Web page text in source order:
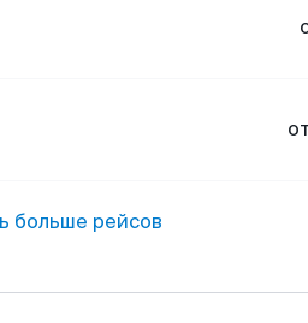
от
больше рейсов